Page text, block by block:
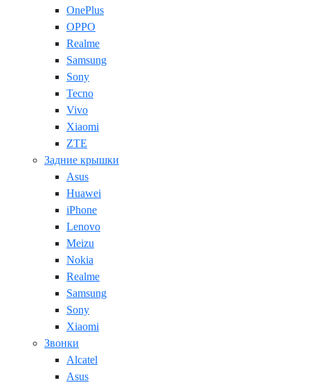
OnePlus
OPPO
Realme
Samsung
Sony
Tecno
Vivo
Xiaomi
ZTE
Задние крышки
Asus
Huawei
iPhone
Lenovo
Meizu
Nokia
Realme
Samsung
Sony
Xiaomi
Звонки
Alcatel
Asus